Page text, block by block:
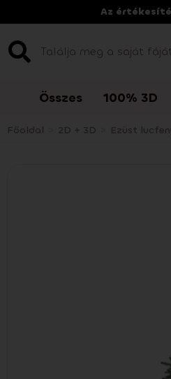
Az
Összes 100% 3D
Főoldal 2D + 3D Ezüst